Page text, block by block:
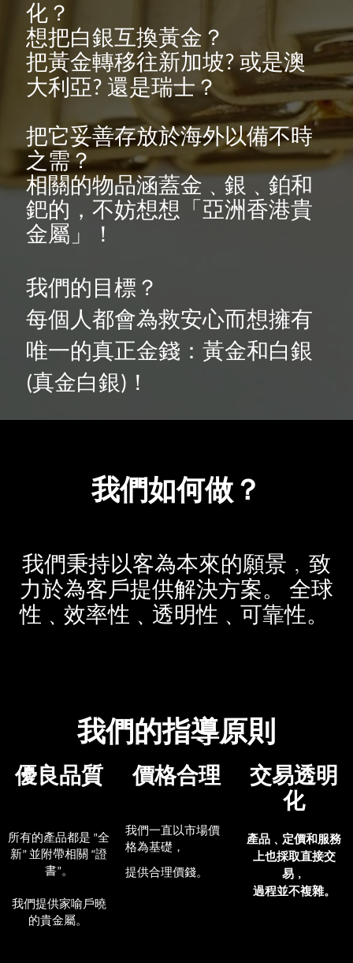
化？
想把白銀互換黃金？
把黃金轉移往新加坡?或是澳
大利亞? 還是瑞士？
把它妥善存放於海外以備不時
之需？
相關的物品涵蓋金 ﹑銀﹑鉑和
鈀的，不妨想想「亞洲香港貴
金屬」！
我們的目標？
每個人都會為救安心而想擁有
唯一的真正金錢：黃金和白銀
(真金白銀) ！
我們如何做？
我們秉持以客為本來的願景 ﹐致
力於為客戶提供解決方案。
全球
性 ﹑效率性﹑透明性﹑可靠性。
我們的指導原則
優良品質
所有的產品都是 ”全
新”並附帶相關 “證
書”。
我們提供家喻戶曉
的貴金屬。
價格合理
我們一直以市場價
格為基礎，
提供合理價錢。
交易透明
化
產品 ﹑定價和服務
上也採取直接交
易﹐
過程並不複雜。